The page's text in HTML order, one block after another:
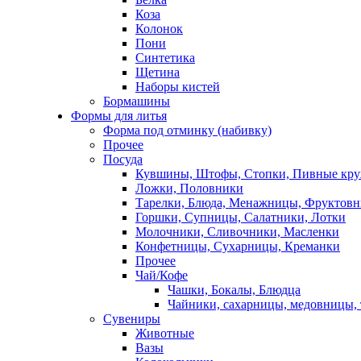
Коза
Колонок
Пони
Синтетика
Щетина
Наборы кистей
Бормашины
Формы для литья
Форма под отминку (набивку)
Прочее
Посуда
Кувшины, Штофы, Стопки, Пивные
Ложки, Половники
Тарелки, Блюда, Менажницы,
Горшки, Супницы, Салатники, Лотки
Молочники, Сливочники, Масленки
Конфетницы, Сухарницы, Креманки
Прочее
Чай/Кофе
Чашки, Бокалы, Блюдца
Чайники, сахарницы, медовницы,
Сувениры
Животные
Вазы